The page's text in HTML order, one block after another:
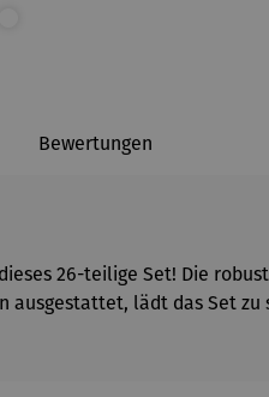
Bewertungen
26-teilige Set! Die
ausgestattet, lädt das Set